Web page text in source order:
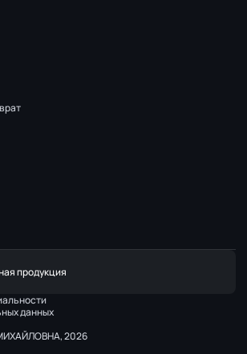
продукция
данных
2026